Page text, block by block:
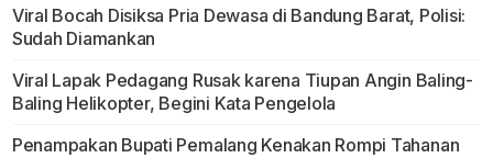
Viral Bocah Disiksa Pria Dewasa di Bandung Barat, Polisi:
Sudah Diamankan
Viral Lapak Pedagang Rusak karena Tiupan Angin Baling-
Baling Helikopter, Begini Kata Pengelola
Penampakan Bupati Pemalang Kenakan Rompi Tahanan